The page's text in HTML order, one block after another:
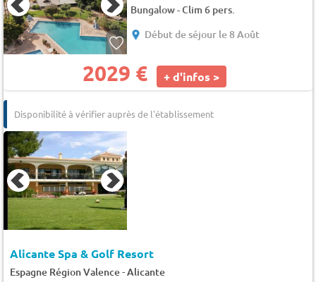
Bungalow - Clim 6 pers.
Début de séjour le 8 Août
2029 € + d'infos >
Disponibilité à vérifier auprès de l'établissement
Alicante Spa & Golf Resort
Espagne Région Valence-Alicante